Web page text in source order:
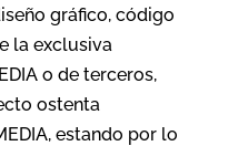
gráfico, código
la exclusiva
o de terceros,
ostenta
estando por lo